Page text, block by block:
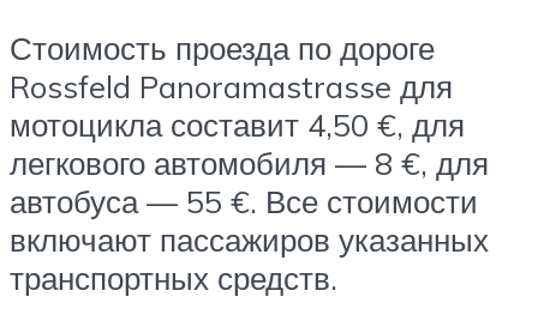
Стоимость проезда по дороге
Rossfeld Panoramastrasse для
мотоцикла составит 4,50 €, для
легкового автомобиля — 8 €, для
автобуса — 55 €. Все стоимости
включают пассажиров указанных
транспортных средств.